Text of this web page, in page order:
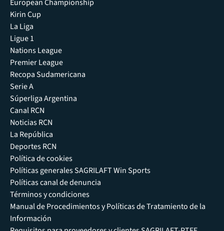
European Championship
Kirin Cup
La Liga
Ligue 1
Nations League
Premier League
Recopa Sudamericana
Serie A
Súperliga Argentina
Canal RCN
Noticias RCN
La República
Deportes RCN
Política de cookies
Políticas generales SAGRILAFT Win Sports
Políticas canal de denuncia
Términos y condiciones
Manual de Procedimientos y Políticas de Tratamiento de la
Información